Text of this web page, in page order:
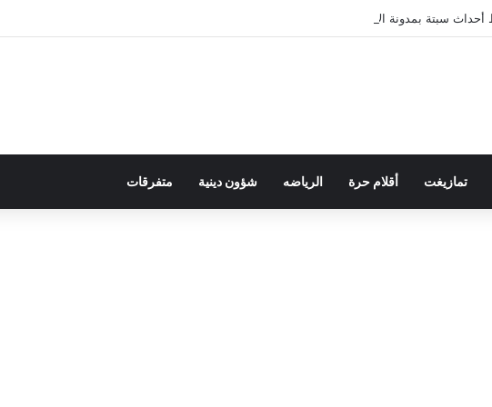
سبتة بمدونة الأسرة في قراءة للتحولات الاجتماعية
تمازيغت أقلام حرة الرياضه شؤون دينية متفرقات